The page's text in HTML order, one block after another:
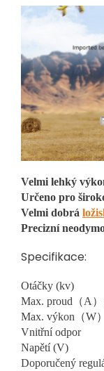
Velmi lehký
Určeno pro
Velmi dobrá
Precizní
Specifikace:
Otáčky (kv)
Max. proud（A）
Max. výkon（W
Vnitřní odpor
Napětí (V)
Doporučený